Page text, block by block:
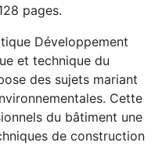
pages.
Développement
et technique du
des sujets mariant
Cette
du bâtiment une
de construction